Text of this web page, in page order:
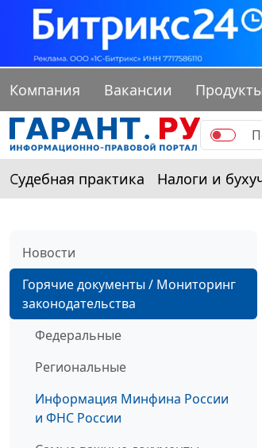
Компания Вакансии
Судебная практика Налоги и
Новости
Горячие документы / Мониторинг
законодательства
Федеральные
Региональные
Информация Минфина России
и ФНС России